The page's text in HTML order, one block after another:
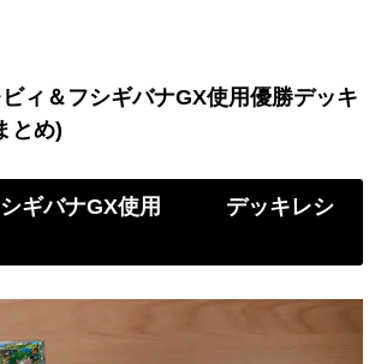
ビィ＆フシギバナGX使用優勝デッキ
とめ)
シギバナGX使用 デッキレシ